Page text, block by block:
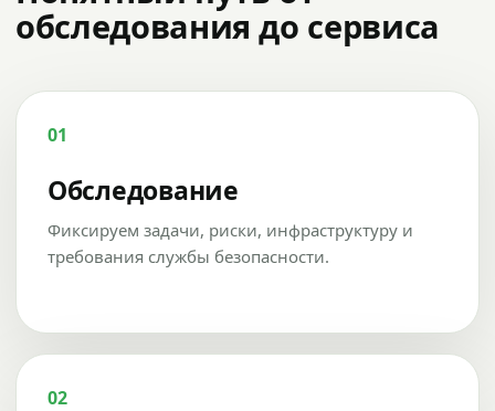
обследования до сервиса
01
Обследование
Фиксируем задачи, риски, инфраструктуру и
требования службы безопасности.
02